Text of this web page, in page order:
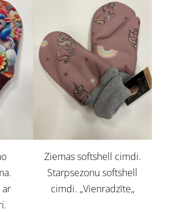
Ziemas softshell cimdi.
Starpsezonu softshell
cimdi. ,,Vienradzīte,,